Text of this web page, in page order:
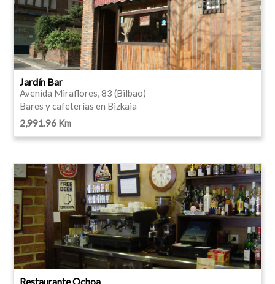
Jardín Bar
Avenida Miraflores, 83 (Bilbao)
Bares y cafeterías en Bizkaia
2,991.96 Km
Restaurante Ochoa